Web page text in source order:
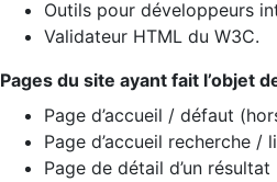
Outils pour développeurs
Validateur HTML du W3C.
Pages du site ayant fait l’objet
Page d’accueil / défaut
Page d’accueil recherche /
Page de détail d’un résultat